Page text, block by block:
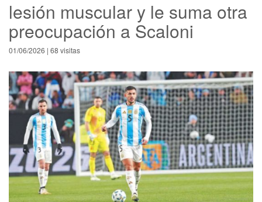
lesión muscular y le suma otra
preocupación a Scaloni
01/06/2026 | 68 visitas